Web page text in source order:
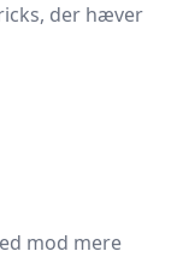
der hæver
mod mere